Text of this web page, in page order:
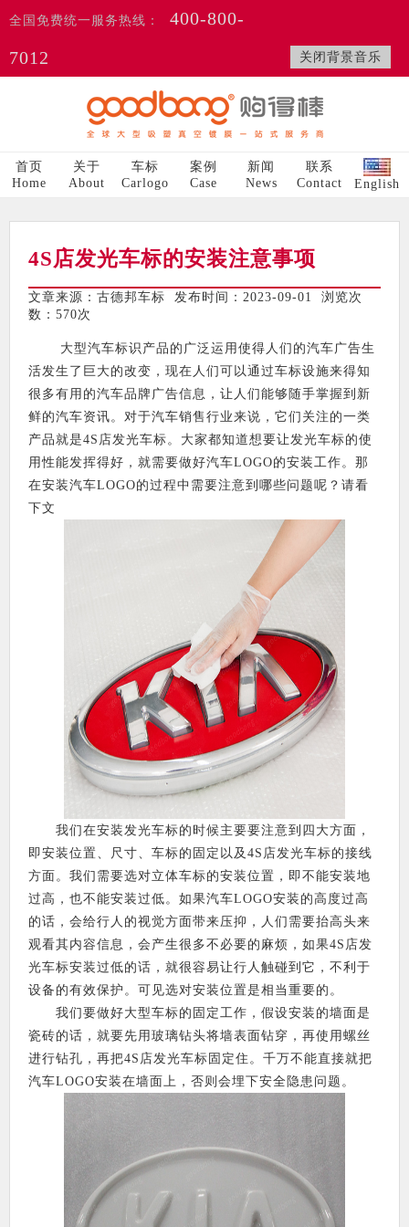
关闭背景音乐
全国免费统一服务热线：
400-800-
7012
首页
Home
关于
About
车标
Carlogo
案例
Case
新闻
News
联系
Contact
English
4S店发光车标的安装注意事项
文章来源：古德邦车标 发布时间：2023-09-01 浏览次
数： 570次
大型汽车标识产品的广泛运用使得人们的汽车广告生
活发生了巨大的改变，现在人们可以通过车标设施来得知
很多有用的汽车品牌广告信息，让人们能够随手掌握到新
鲜的汽车资讯。对于汽车销售行业来说，它们关注的一类
产品就是4S店发光车标。大家都知道想要让发光车标的使
用性能发挥得好，就需要做好汽车LOGO的安装工作。那
在安装汽车LOGO的过程中需要注意到哪些问题呢？请看
下文
我们在安装发光车标的时候主要要注意到四大方面，
即安装位置、尺寸、车标的固定以及4S店发光车标的接线
方面。我们需要选对立体车标的安装位置，即不能安装地
过高，也不能安装过低。如果汽车LOGO安装的高度过高
的话，会给行人的视觉方面带来压抑，人们需要抬高头来
观看其内容信息，会产生很多不必要的麻烦，如果4S店发
光车标安装过低的话，就很容易让行人触碰到它，不利于
设备的有效保护。可见选对安装位置是相当重要的。
我们要做好大型车标的固定工作，假设安装的墙面是
瓷砖的话，就要先用玻璃钻头将墙表面钻穿，再使用螺丝
进行钻孔，再把4S店发光车标固定住。千万不能直接就把
汽车LOGO安装在墙面上，否则会埋下安全隐患问题。